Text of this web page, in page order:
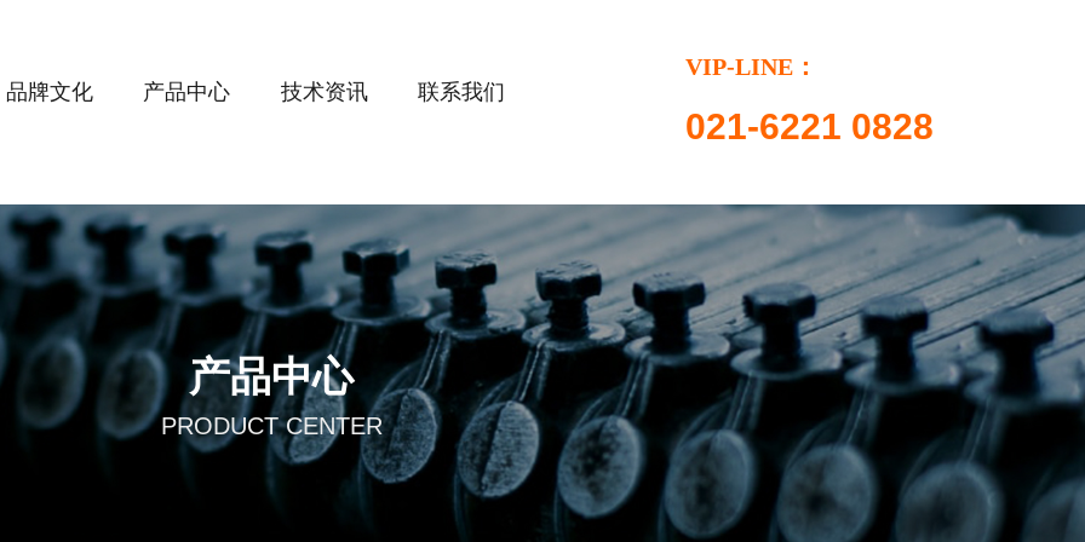
品牌文化 产品中心 技术资讯 联系我们
021-6221 0828
VIP-LINE：
产品中心
PRODUCT CENTER